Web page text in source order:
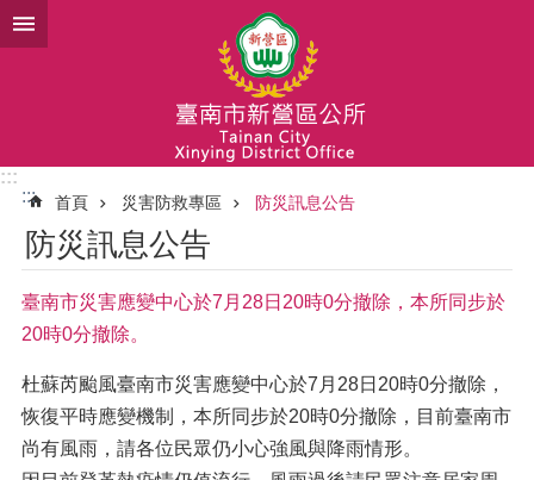
跳到主要內容區塊
:::
:::
首頁 災害防救專區 防災訊息公告
防災訊息公告
臺南市災害應變中心於7月28日20時0分撤除，本所同步於
20時0分撤除。
杜蘇芮颱風臺南市災害應變中心於7月28日20時0分撤除，
恢復平時應變機制，本所同步於20時0分撤除，目前臺南市
尚有風雨，請各位民眾仍小心強風與降雨情形。